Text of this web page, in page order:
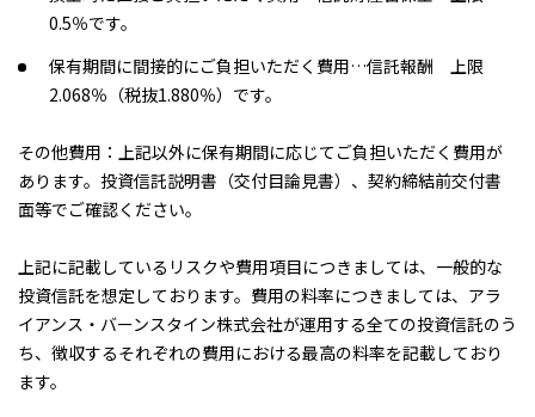
0.5％です。
保有期間に間接的にご負担いただく費用…信託報酬 上限
2.068％（税抜1.880％）です。
その他費用：上記以外に保有期間に応じてご負担いただく費用が
あります。投資信託説明書（交付目論見書）、契約締結前交付書
面等でご確認ください。
上記に記載しているリスクや費用項目につきましては、一般的な
投資信託を想定しております。費用の料率につきましては、アラ
イアンス・バーンスタイン株式会社が運用する全ての投資信託のう
ち、徴収するそれぞれの費用における最高の料率を記載しており
ます。